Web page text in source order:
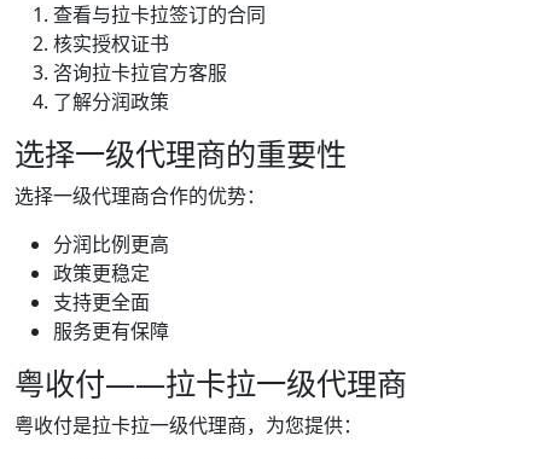
查看与拉卡拉签订的合同
核实授权证书
咨询拉卡拉官方客服
了解分润政策
选择一级代理商的重要性
选择一级代理商合作的优势：
分润比例更高
政策更稳定
支持更全面
服务更有保障
粤收付——拉卡拉一级代理商
粤收付是拉卡拉一级代理商，为您提供：